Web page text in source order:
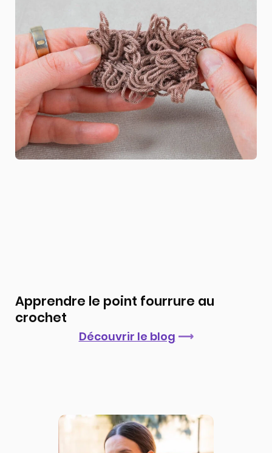
Apprendre le point fourrure au
crochet
Découvrir le blog ⟶